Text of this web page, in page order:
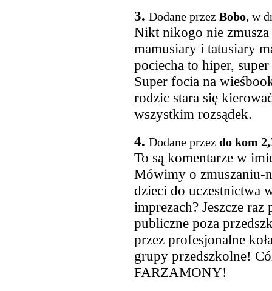
3. Dodane przez Bobo, w
Nikt nikogo nie
mamusiary i tatusiary
pociecha to hiper,
Super focia na
rodzic stara się
wszystkim rozsądek.
4. Dodane przez do kom
To są komentarze w
Mówimy o zmuszaniu-
dzieci do uczestnictwa
imprezach? Jeszcze
publiczne poza
przez profesjonalne
grupy przedszkolne!
FARZAMONY!